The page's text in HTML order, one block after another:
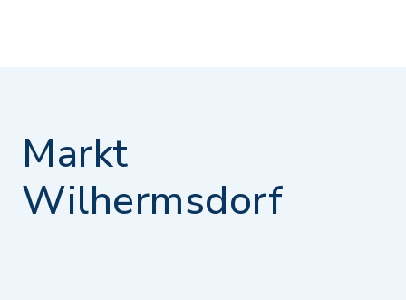
Markt
Wilhermsdorf